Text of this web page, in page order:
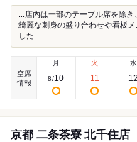
...店内は一部のテーブル席を除
綺麗な刺身の盛り合わせや看板
した...
空席
情報
月
8/10
火
11
水
12
京都 二条茶寮 北千住店